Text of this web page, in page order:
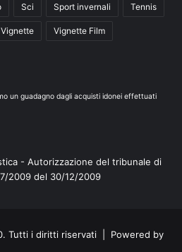
Sci Sport invernali Tennis
Vignette Vignette Film
un guadagno dagli acquisti idonei effettuati
- Autorizzazione del tribunale di
2009 del 30/12/2009
Tutti i diritti riservati | Powered by